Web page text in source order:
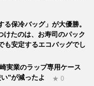
る保冷バッグ」が大優勝。
たのは、お寿司のパック
も安定するエコバッグでし
実業のラップ専用ケース
”が減ったよ
★ 0